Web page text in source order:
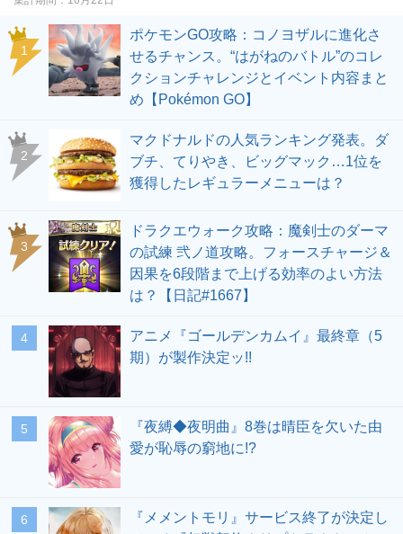
ポケモンGO攻略：コノヨザルに進化さ
せるチャンス。“はがねのバトル”のコレ
クションチャレンジとイベント内容まと
め【Pokémon GO】
マクドナルドの人気ランキング発表。ダ
ブチ、てりやき、ビッグマック…1位を
獲得したレギュラーメニューは？
ドラクエウォーク攻略：魔剣士のダーマ
の試練 弐ノ道攻略。フォースチャージ＆
因果を6段階まで上げる効率のよい方法
は？【日記#1667】
アニメ『ゴールデンカムイ』最終章（5
期）が製作決定ッ!!
『夜縛◆夜明曲』8巻は晴臣を欠いた由
愛が恥辱の窮地に!?
『メメントモリ』サービス終了が決定し